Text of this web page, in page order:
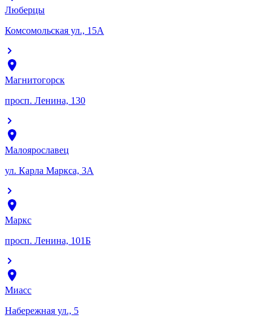
Люберцы
Комсомольская ул., 15А
Магнитогорск
просп. Ленина, 130
Малоярославец
ул. Карла Маркса, 3А
Маркс
просп. Ленина, 101Б
Миасс
Набережная ул., 5